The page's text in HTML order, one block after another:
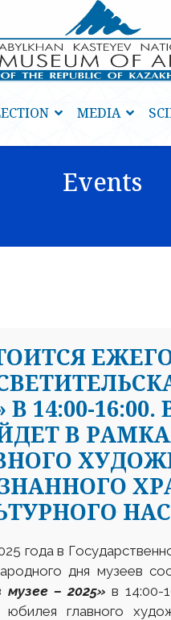
MEDIA
Events
В 14:00-
В
года в
дня музеев
музее – 2025» в 14:00-
юбилея главного